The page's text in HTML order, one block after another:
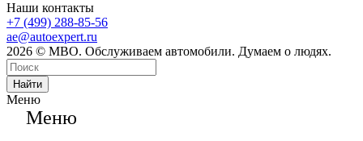
Наши контакты
+7 (499) 288-85-56
ae@autoexpert.ru
2026 © МВО. Обслуживаем автомобили. Думаем о людях.
Найти
Меню
Меню